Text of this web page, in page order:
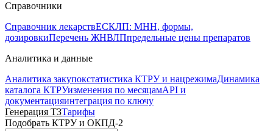
Справочники
Справочник лекарствЕСКЛП: МНН, формы,
дозировкиПеречень ЖНВЛПпредельные цены препаратов
Аналитика и данные
Аналитика закупокстатистика КТРУ и нацрежимаДинамика
каталога КТРУизменения по месяцамAPI и
документацияинтеграция по ключу
Генерация ТЗТарифы
Подобрать КТРУ и ОКПД-2